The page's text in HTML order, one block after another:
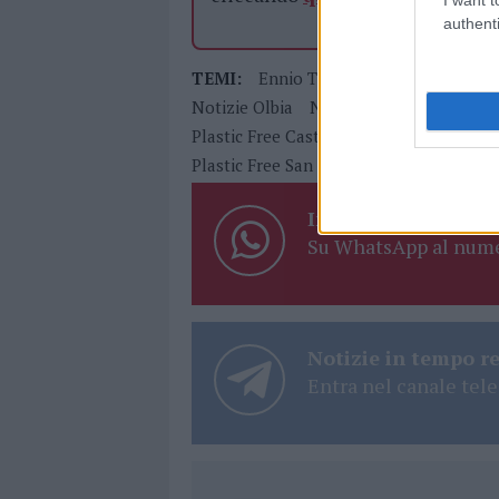
TEMI: Ennio Tasciotti
Notizie Olbia
Notizie San Teodoro
Plastic Free Castelsardo
Plastic Free
Plastic Free San Teodoro
Inviaci le tue
Su WhatsApp al
Notizie in tempo
Entra nel canale